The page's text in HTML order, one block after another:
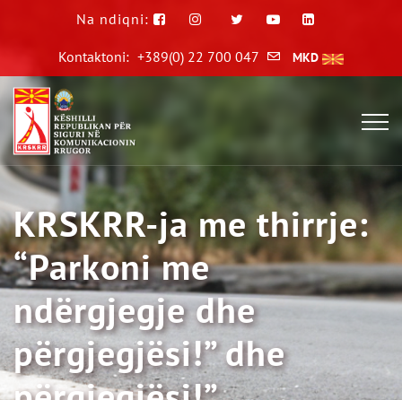
Na ndiqni:
Kontaktoni: +389(0) 22 700 047 MKD
KRSKRR-ja me thirrje:
“Parkoni me
ndërgjegje dhe
përgjegjësi!” dhe